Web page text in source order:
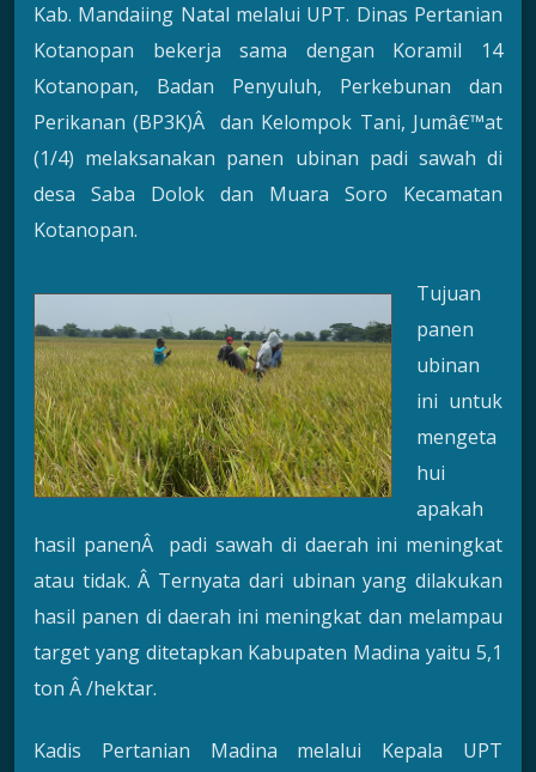
Kab. Mandaiing Natal melalui UPT. Dinas Pertanian
Kotanopan bekerja sama dengan Koramil 14
Kotanopan, Badan Penyuluh, Perkebunan dan
Perikanan (BP3K)Â dan Kelompok Tani, Jumâ€™at
(1/4) melaksanakan panen ubinan padi sawah di
desa Saba Dolok dan Muara Soro Kecamatan
Kotanopan.
Tujuan
panen
ubinan
ini untuk
mengeta
hui
apakah
hasil panenÂ padi sawah di daerah ini meningkat
atau tidak. Â Ternyata dari ubinan yang dilakukan
hasil panen di daerah ini meningkat dan melampau
target yang ditetapkan Kabupaten Madina yaitu 5,1
ton Â /hektar.
Kadis Pertanian Madina melalui Kepala UPT